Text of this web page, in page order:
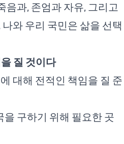
음과, 존엄과 자유, 그리고
와 우리 국민은 삶을 선택
질 것이다
대해 전적인 책임을 질 준
을 구하기 위해 필요한 곳